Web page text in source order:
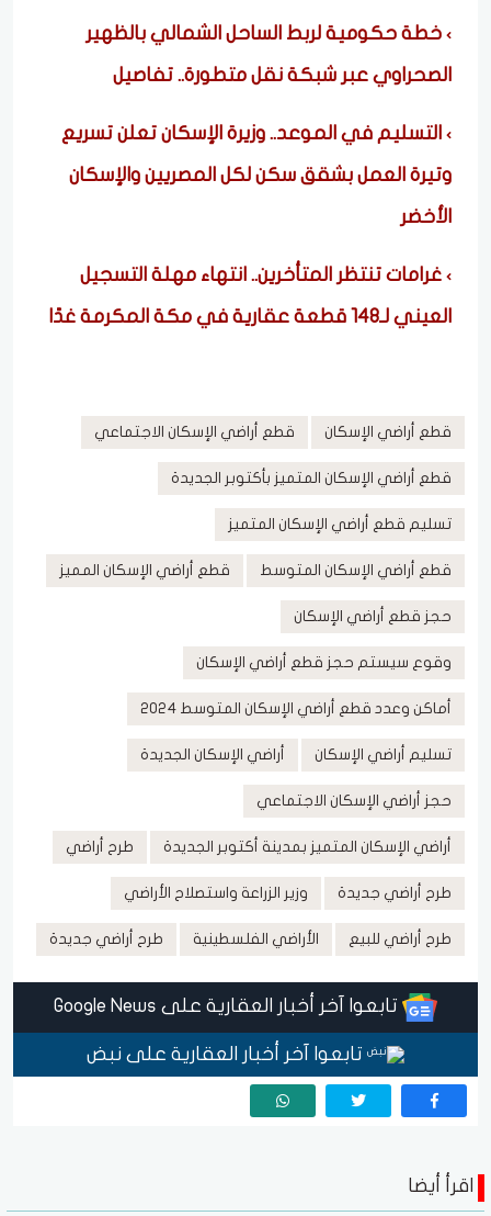
خطة حكومية لربط الساحل الشمالي بالظهير
الصحراوي عبر شبكة نقل متطورة.. تفاصيل
التسليم في الموعد.. وزيرة الإسكان تعلن تسريع
وتيرة العمل بشقق سكن لكل المصريين والإسكان
الأخضر
غرامات تنتظر المتأخرين.. انتهاء مهلة التسجيل
العيني لـ148 قطعة عقارية في مكة المكرمة غدًا
قطع أراضي الإسكان قطع أراضي الإسكان الاجتماعي
قطع أراضي الإسكان المتميز بأكتوبر الجديدة
تسليم قطع أراضي الإسكان المتميز
قطع أراضي الإسكان المتوسط قطع أراضي الإسكان المميز
حجز قطع أراضي الإسكان
وقوع سيستم حجز قطع أراضي الإسكان
أماكن وعدد قطع أراضي الإسكان المتوسط 2024
تسليم أراضي الإسكان أراضي الإسكان الجديدة
حجز أراضي الإسكان الاجتماعي
أراضي الإسكان المتميز بمدينة أكتوبر الجديدة طرح أراضي
طرح أراضي جديدة وزير الزراعة واستصلاح الأراضي
طرح أراضي للبيع الأراضي الفلسطينية طرح أراضي جديدة
تابعوا آخر أخبار العقارية على Google News
تابعوا آخر أخبار العقارية على نبض
اقرأ أيضا